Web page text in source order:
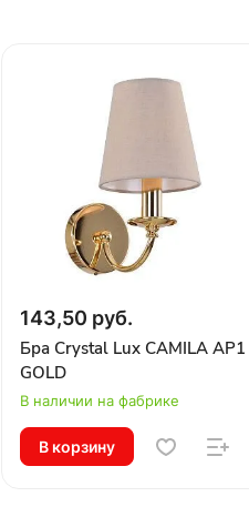
143,50 руб.
Бра Crystal Lux CAMILA AP1
GOLD
В наличии на фабрике
В корзину